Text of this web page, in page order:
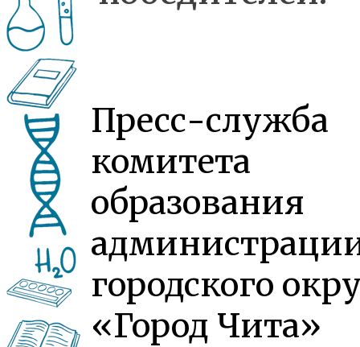
Пресс-служба
комитета
образования
городского
«Город Чита»